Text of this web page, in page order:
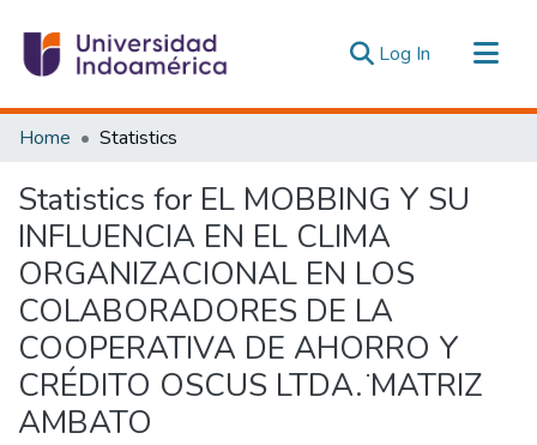
Log In (current)
Communities & Collections
Estadísticas Externas
Home Statistics
Statistics for EL MOBBING Y SU
INFLUENCIA EN EL CLIMA
ORGANIZACIONAL EN LOS
COLABORADORES DE LA
COOPERATIVA DE AHORRO Y
CRÉDITO OSCUS LTDA. ̈MATRIZ
AMBATO